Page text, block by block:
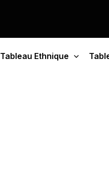
Tableau Ethnique